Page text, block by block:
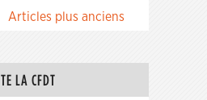
Articles plus anciens
LA CFDT